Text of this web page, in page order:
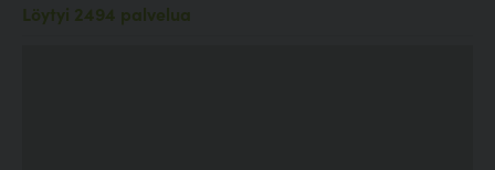
Löytyi 2494 palvelua